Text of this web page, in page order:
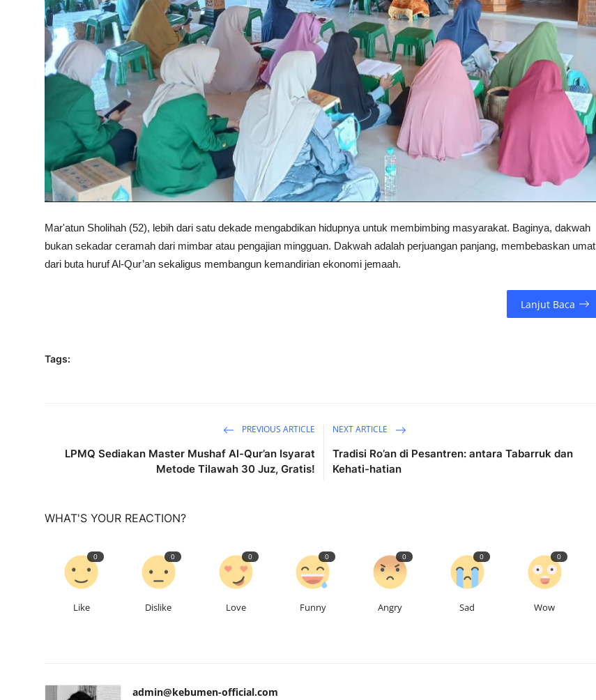
Mar'atun Sholihah (52), lebih dari satu dekade mengabdikan hidupnya untuk membimbing masyarakat. Baginya, dakwah
bukan sekadar ceramah dari mimbar atau pengajian mingguan. Dakwah adalah perjuangan panjang, membebaskan umat
dari buta huruf Al-Qur’an sekaligus membangun kemandirian ekonomi jemaah.
Lanjut Baca
Tags:
PREVIOUS ARTICLE
LPMQ Sediakan Master Mushaf Al-Qur’an Isyarat
Metode Tilawah 30 Juz, Gratis!
NEXT ARTICLE
Tradisi Ro’an di Pesantren: antara Tabarruk dan
Kehati-hatian
WHAT'S YOUR REACTION?
0
Like
0
Dislike
0
Love
0
Funny
0
Angry
0
Sad
0
Wow
admin@kebumen-official.com